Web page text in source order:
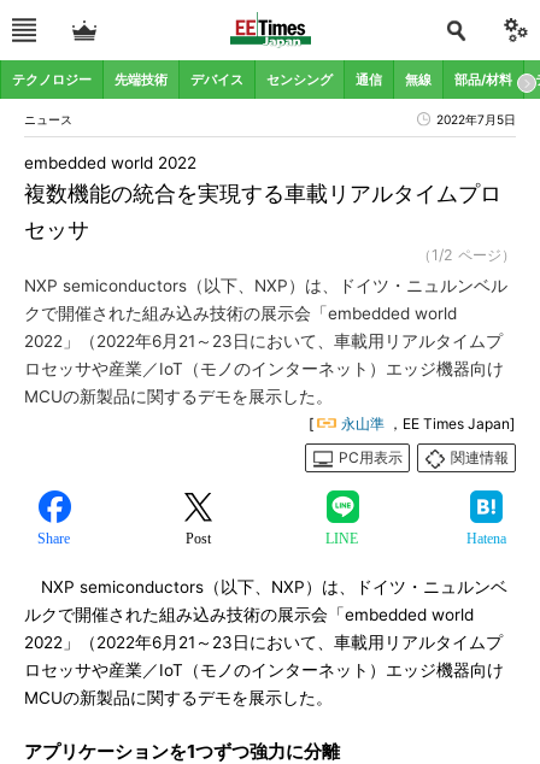
テクノロジー 先端技術 デバイス センシング 通信 無線 部品/材料
ニュース 2022年7月5日
複数機能の統合を実現する車載リアルタイムプロ
セッサ
embedded world 2022
（1/2 ページ）
NXP semiconductors（以下、NXP）は、ドイツ・ニュルンベル
クで開催された組み込み技術の展示会「embedded world
2022」（2022年6月21～23日において、車載用リアルタイムプ
ロセッサや産業／IoT（モノのインターネット）エッジ機器向け
MCUの新製品に関するデモを展示した。
[ 永山準 ，EE Times Japan]
PC用表示
関連情報
Share Post LINE Hatena
NXP semiconductors（以下、NXP）は、ドイツ・ニュルンベ
ルクで開催された組み込み技術の展示会「embedded world
2022」（2022年6月21～23日において、車載用リアルタイムプ
ロセッサや産業／IoT（モノのインターネット）エッジ機器向け
MCUの新製品に関するデモを展示した。
アプリケーションを1つずつ強力に分離